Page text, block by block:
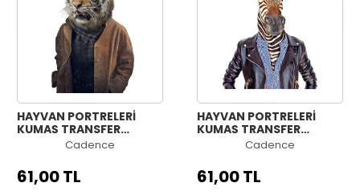
HAYVAN PORTRELERİ
KUMAŞ TRANSFER
KOLEKSİYONU PAFT-04
Cadence
61,00 TL
HAYVAN PORTRELERİ
KUMAŞ TRANSFER
KOLEKSİYONU PAFT-03
Cadence
61,00 TL